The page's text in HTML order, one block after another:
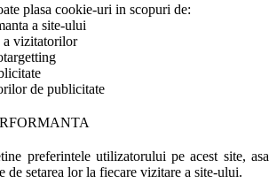
plasa cookie-uri in scopuri de:
a site-ului
a vizitatorilor
de publicitate
preferintele utilizatorului pe acest site, asa
de setarea lor la fiecare vizitare a site-ului.